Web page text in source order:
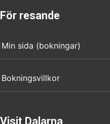
För resande
Min sida (bokningar)
Bokningsvillkor
Visit Dalarna